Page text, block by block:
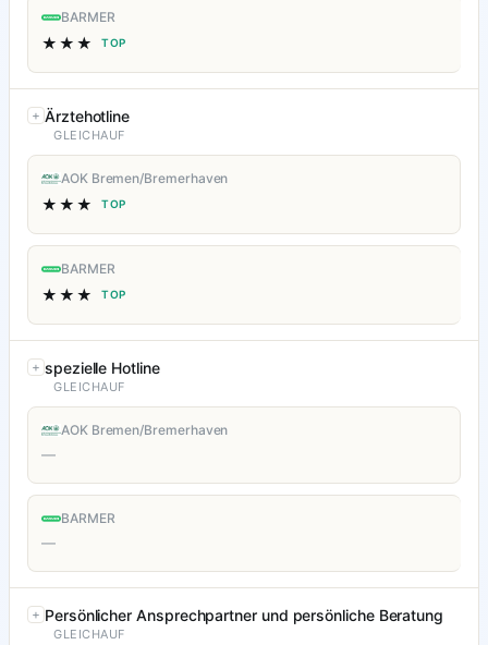
BARMER
★★★ TOP
Ärztehotline
GLEICHAUF
AOK Bremen/Bremerhaven
★★★ TOP
BARMER
★★★ TOP
spezielle Hotline
GLEICHAUF
AOK Bremen/Bremerhaven
—
BARMER
—
Persönlicher Ansprechpartner und persönliche Beratung
GLEICHAUF